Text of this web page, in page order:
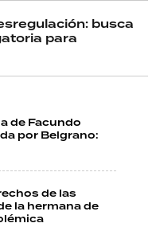
busca
para
de Facundo
por Belgrano:
de las
la hermana de